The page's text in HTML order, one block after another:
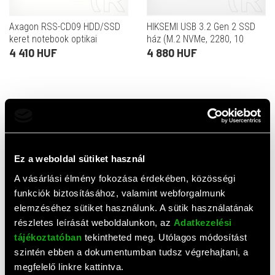
Ez a weboldal sütiket használ
A vásárlási élmény fokozása érdekében, közösségi
funkciók biztosításához, valamint webforgalmunk
elemzéséhez sütiket használunk. A sütik használatának
részletes leírását weboldalunkon, az Adatkezelési
tájékoztatóban tekintheted meg. Utólagos módosítást
szintén ebben a dokumentumban tudsz végrehajtani, a
megfelelő linkre kattintva.
Axagon RSS-CD09 HDD/SSD
keret notebook optikai
meghajtó helyére (9,5 mm)
4 410 HUF
HIKSEMI USB 3.2 Gen 2 SSD
ház (M.2 NVMe, 2280, 10
Gbps, USB-C, sötétszürke)
4 880 HUF
0,0 (0értékelés)
Ehhez a termékhez még nem érkezett értékelés. Legyél te
az első!